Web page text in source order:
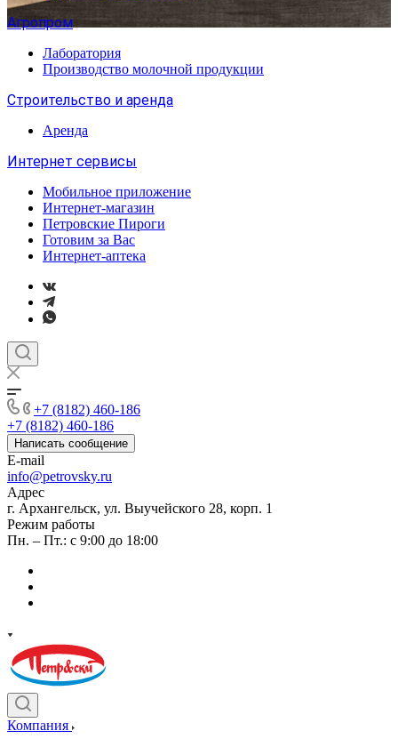
Агропром
Лаборатория
Производство молочной продукции
Строительство и аренда
Аренда
Интернет сервисы
Мобильное приложение
Интернет-магазин
Петровские Пироги
Готовим за Вас
Интернет-аптека
+7 (8182) 460-186
+7 (8182) 460-186
Написать сообщение
E-mail
info@petrovsky.ru
Адрес
г. Архангельск, ул. Выучейского 28, корп. 1
Режим работы
Пн. – Пт.: с 9:00 до 18:00
Компания